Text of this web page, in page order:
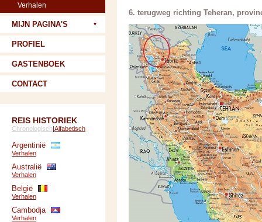
6. terugweg richting Teheran,
Verhalen
MIJN PAGINA'S
PROFIEL
GASTENBOEK
CONTACT
REIS HISTORIEK
Chronologisch|Alfabetisch
Argentinië
Verhalen
Australië
Verhalen
België
Verhalen
Cambodja
Verhalen